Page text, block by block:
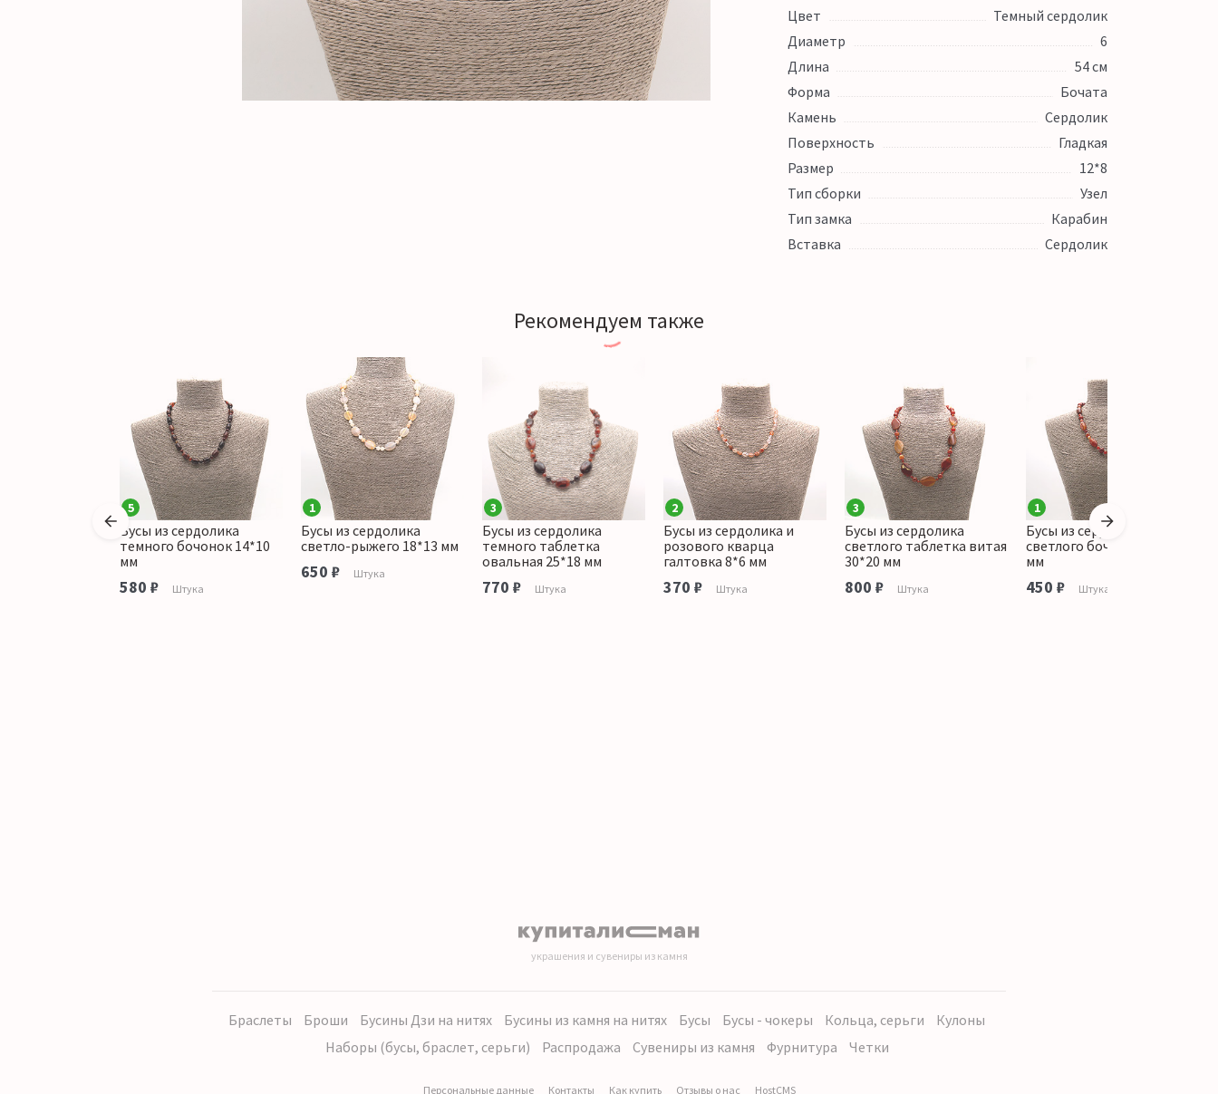
Цвет
Темный сердолик
Диаметр
6
Длина
54 см
Форма
Бочата
Камень
Сердолик
Поверхность
Гладкая
Размер
12*8
Тип сборки
Узел
Тип замка
Карабин
Вставка
Сердолик
Рекомендуем также
5
Бусы из сердолика
темного бочонок 14*10
мм
580 ₽ Штука
1
Бусы из сердолика
светло-рыжего 18*13 мм
650 ₽ Штука
3
Бусы из сердолика
темного таблетка
овальная 25*18 мм
770 ₽ Штука
2
Бусы из сердолика и
розового кварца
галтовка 8*6 мм
370 ₽ Штука
3
Бусы из сердолика
светлого таблетка витая
30*20 мм
800 ₽ Штука
1
Бусы из сердолика
светлого бочата 20*12
мм
450 ₽ Штука
украшения и сувениры из камня
Браслеты Броши Бусины Дзи на нитях Бусины из камня на нитях Бусы Бусы - чокеры Кольца, серьги
Кулоны
Наборы (бусы, браслет, серьги)
Распродажа Сувениры из камня Фурнитура Четки
Персональные данные Контакты Как купить Отзывы о нас HostCMS